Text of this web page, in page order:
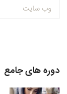
دوره های جامع